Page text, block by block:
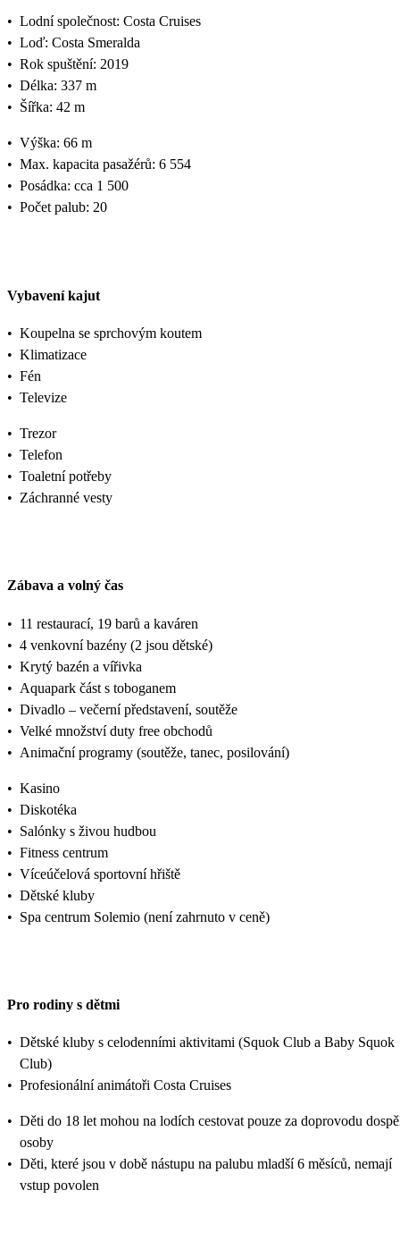
• Lodní společnost: Costa Cruises
• Loď: Costa Smeralda
• Rok spuštění: 2019
• Délka: 337 m
• Šířka: 42 m
• Výška: 66 m
• Max. kapacita pasažérů: 6 554
• Posádka: cca 1 500
• Počet palub: 20
Vybavení kajut
• Koupelna se sprchovým koutem
• Klimatizace
• Fén
• Televize
• Trezor
• Telefon
• Toaletní potřeby
• Záchranné vesty
Zábava a volný čas
• 11 restaurací, 19 barů a kaváren
• 4 venkovní bazény (2 jsou dětské)
• Krytý bazén a vířivka
• Aquapark část s toboganem
• Divadlo – večerní představení, soutěže
• Velké množství duty free obchodů
• Animační programy (soutěže, tanec, posilování)
• Kasino
• Diskotéka
• Salónky s živou hudbou
• Fitness centrum
• Víceúčelová sportovní hřiště
• Dětské kluby
• Spa centrum Solemio (není zahrnuto v ceně)
Pro rodiny s dětmi
• Dětské kluby s celodenními aktivitami (Squok Club a Baby Squok
Club)
• Profesionální animátoři Costa Cruises
• Děti do 18 let mohou na lodích cestovat pouze za doprovodu
osoby
• Děti, které jsou v době nástupu na palubu mladší 6 měsíců, nemají
vstup povolen